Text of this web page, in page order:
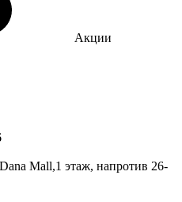
Акции
Mall,1 этаж, напротив 26-